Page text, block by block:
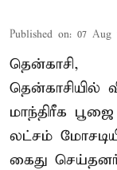
Published on: 07 Aug
தென்காசி,
தென்காசியில்
மாந்திரீக
லட்சம்
கைது